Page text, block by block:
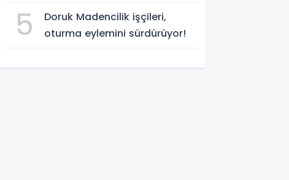
594 TL. bağış
5
Doruk Madencilik işçileri,
oturma eylemini sürdürüyor!